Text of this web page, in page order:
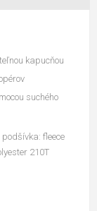
kapucňou
suchého
fleece
210T